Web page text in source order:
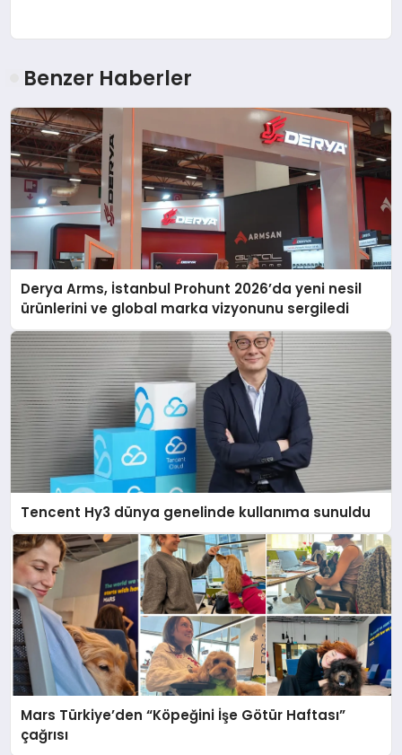
Benzer Haberler
Derya Arms, İstanbul Prohunt 2026’da yeni nesil
ürünlerini ve global marka vizyonunu sergiledi
Tencent Hy3 dünya genelinde kullanıma sunuldu
Mars Türkiye’den “Köpeğini İşe Götür Haftası”
çağrısı